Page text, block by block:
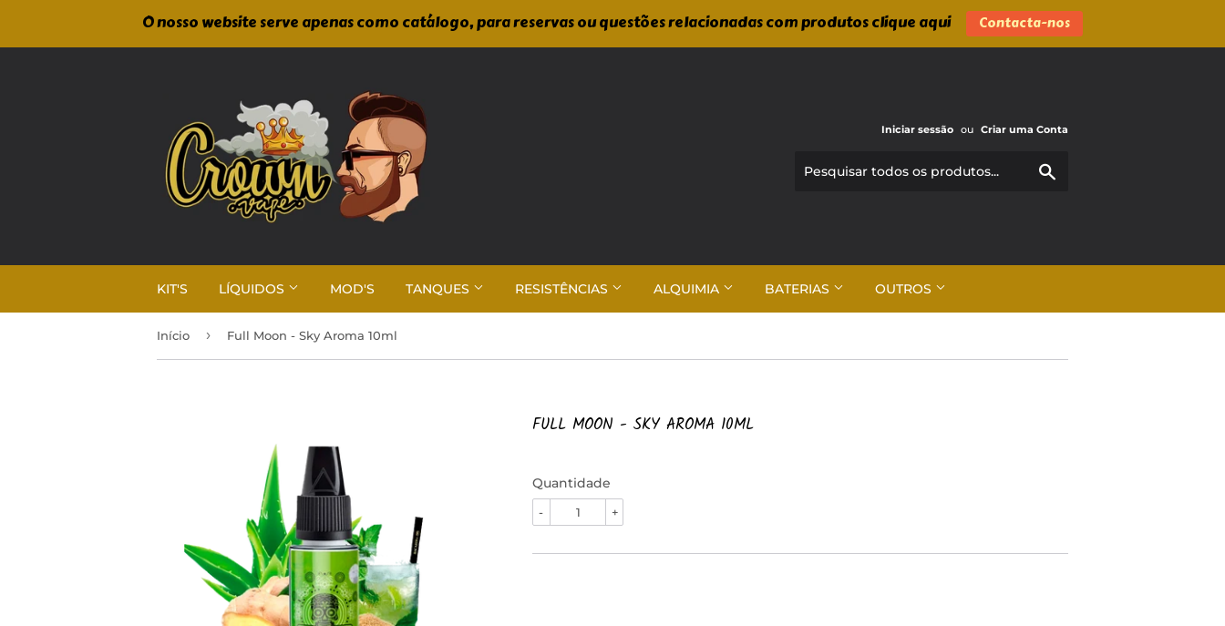
O nosso website serve apenas como catálogo, para reservas ou questões relacionadas com produtos clique aqui Contacta-nos
Iniciar sessão ou Criar uma Conta
KIT'S LÍQUIDOS MOD'S TANQUES RESISTÊNCIAS ALQUIMIA BATERIAS OUTROS
Início › Full Moon - Sky Aroma 10ml
FULL MOON - SKY AROMA 10ML
Quantidade
+
-